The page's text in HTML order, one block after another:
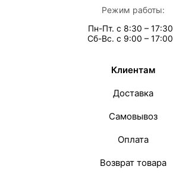
Режим работы:
Пн-Пт. с 8:30 – 17:30
Сб-Вс. с 9:00 – 17:00
Клиентам
Доставка
Самовывоз
Оплата
Возврат товара